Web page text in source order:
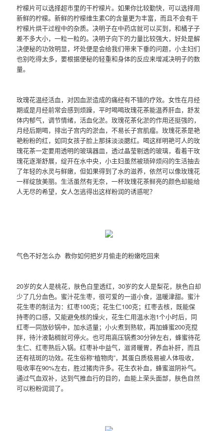
柠檬片可以选择超市里的干柠檬片。如果你比较勤快，可以选择用
新鲜的柠檬。新鲜的柠檬维生素C的含量更为丰富，而且不会有干
柠檬片烘干过程中的杂质。决明子在中药店就可以买到，和橘子子
差不多大小，一粒一粒的。决明子向下的力量比较强大，好处是解
决便秘的功效明显，坏处便是会给我们带来下垂的问题，小主妇们
也别吃得太多，要根据便秘的轻重和身体的反应来增减决明子的数
量。
玫瑰花温经活血，对因血淤造成的痛经有不错的疗效。女性在月经
期或是月经前常会感到烦躁，平时喝喝玫瑰花茶能温养肝血，舒发
体内郁气，调节情绪，活血化淤。玫瑰花茶化淤的作用还挺强的，
月经后期喝，排出子宫内的淤血，不易长子宫肌瘤。玫瑰花茶是艳
艳粉粉的红，如同女孩子脸上那抹淡淡腮红。喝这样明艳可人的玫
瑰花茶一定要用透明的玻璃器皿，透过晶莹剔透的玻璃，看着干玫
瑰花逐渐舒展，绽开在水中央，小主妇虽然被琐碎烦闷的生活抽去
了年轻的水灵与鲜嫩，但如果得到了水的滋养，依然可以像玫瑰花
一样绽放美丽。生活虽然有无奈，一杯玫瑰花茶鲜亮的颜色却能给
人无尽的希望，女人怎逃得出这样粉润的诱惑呢？
气色不好怎么办 教你如何把岁月偷走的粉嫩吃回来
20岁的女人是桃花，肤色白里透红，30岁的女人是梨花，肤色白却
少了几分血色。蜜汁花生枣，很可爱的一道小食，温暖津甜。蜜汁
花生枣的制法为：红枣100克；花生仁100克；红枣去核，既能保
持枣的口感，又能避免核的燥火，花生仁用温水泡1个小时后，同
红枣一同放砂锅中，加水适量；小火煮到熟软，再加蜂蜜200克搅
拌，待汁液黏稠就可停火。也可用高压锅煮30分钟左右，蜂蜜待花
生仁、红枣熟后入锅。红枣补中益气，滋肾暖胃，养血补肝，而且
还有祛斑的功效。花生俗称“植物肉”，其蛋白质极易被人体吸收，
吸收率在90%左右，胜过猪肉许多。花生衣补血，蜂蜜滋阴补气。
通过气血双补，达到气推血行的目的，血能上荣头面部，肤色自然
可以粉粉润润了。